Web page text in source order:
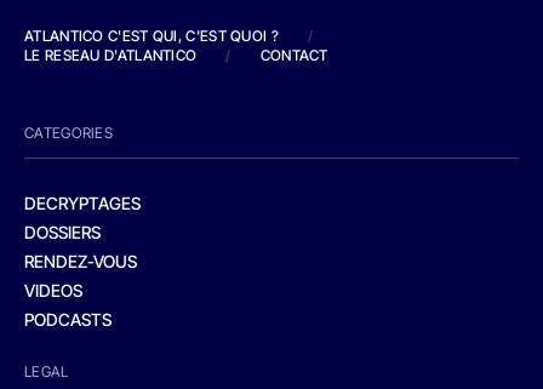
ATLANTICO C'EST QUI, C'EST QUOI ?
/
LE RESEAU D'ATLANTICO
/ CONTACT
CATEGORIES
DECRYPTAGES
DOSSIERS
RENDEZ-VOUS
VIDEOS
PODCASTS
LEGAL